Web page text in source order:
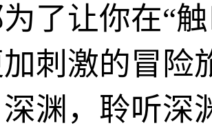
了让你在“
刺激的冒险
渊，聆听深